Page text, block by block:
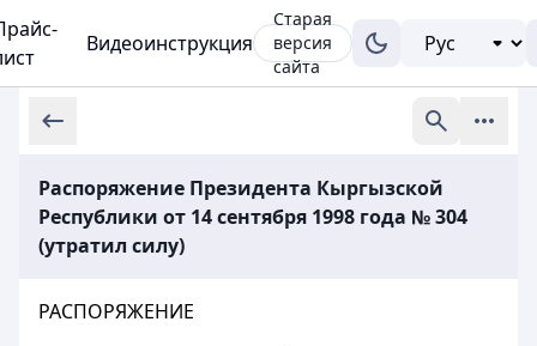
Видеоинструкция
Старая
версия
сайта
Распоряжение Президента Кыргызской
Республики от 14 сентября 1998 года № 304
(утратил силу)
РАСПОРЯЖЕНИЕ